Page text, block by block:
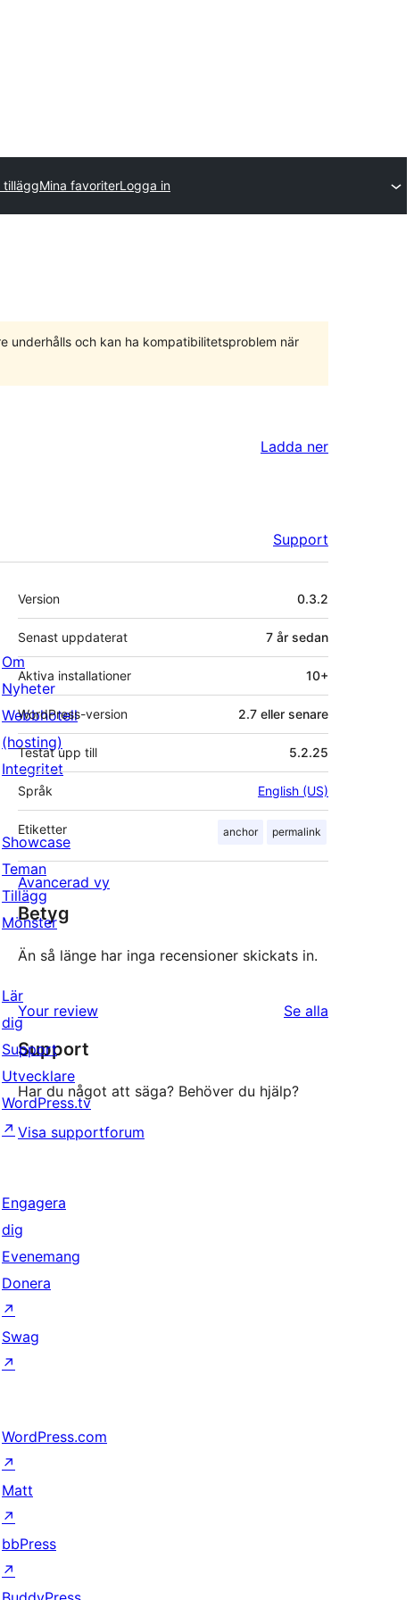
tilläggMina favoriterLogga in
underhålls och kan ha kompatibilitetsproblem när
Ladda ner
Support
Meta
Version 0.3.2
Senast uppdaterat 7 år sedan
Aktiva installationer 10+
WordPress-version 2.7 eller senare
Testat upp till 5.2.25
Språk English (US)
Etiketter anchor permalink
Avancerad vy
Betyg
Än så länge har inga recensioner skickats in.
Your review Se alla
Support
Har du något att säga? Behöver du hjälp?
Visa supportforum
Om
Nyheter
Webbhotell
(hosting)
Integritet
Showcase
Teman
Tillägg
Mönster
Lär
dig
Support
Utvecklare
WordPress.tv
↗
Engagera
dig
Evenemang
Donera
↗
Swag
↗
WordPress.com
↗
Matt
↗
bbPress
↗